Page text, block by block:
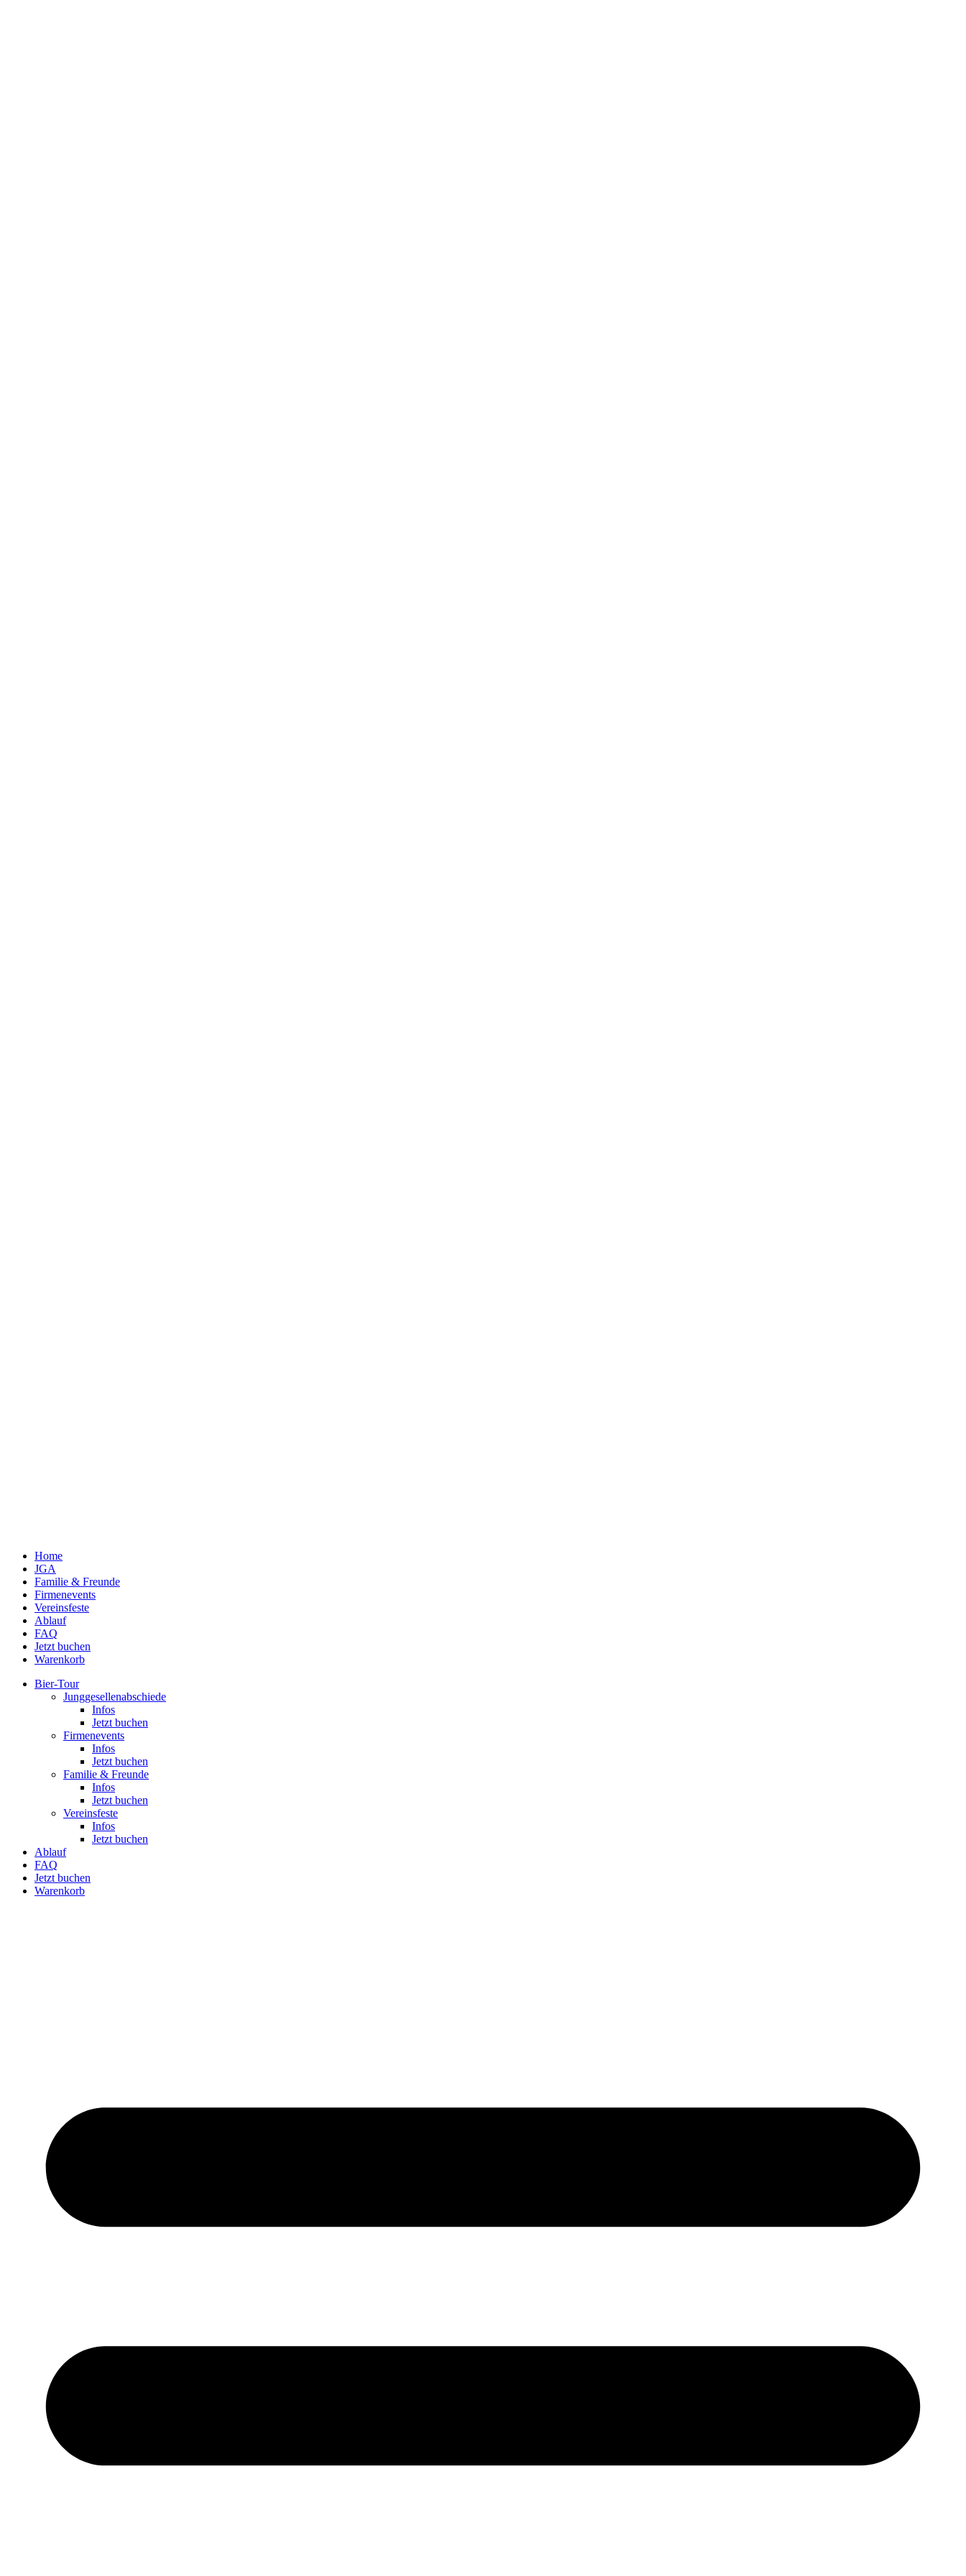
Home
JGA
Familie & Freunde
Fir­men­events
Ver­eins­feste
Ablauf
FAQ
Jetzt buchen
Warenkorb
Bier-Tour
Jung­ge­sel­len­ab­schiede
Infos
Jetzt buchen
Fir­men­events
Infos
Jetzt buchen
Familie & Freunde
Infos
Jetzt buchen
Ver­eins­feste
Infos
Jetzt buchen
Ablauf
FAQ
Jetzt buchen
Warenkorb